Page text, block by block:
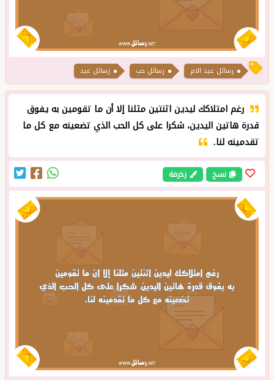
رسائل عيد الام رسائل حب رسائل عيد
رغم امتلاكك ليدين اثنتين مثلنا إلا أن ما تقومين به يفوق
قدرة هاتين اليدين، شكرا على كل الحب الذي تضعينه مع كل ما
تقدمينه لنا.
نسخ زخرفة